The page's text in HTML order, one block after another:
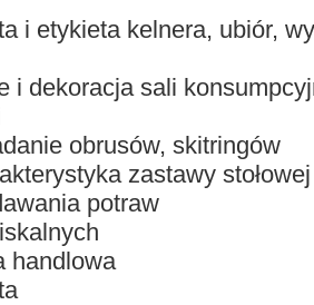
i etykieta kelnera, ubiór,
i dekoracja sali
obrusów, skitringów
zastawy stołowej
potraw
handlowa